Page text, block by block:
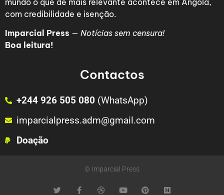
mundo o que de mais relevante acontece em Angola,
com credibilidade e isenção.
Imparcial Press — Notícias sem censura!
Boa leitura!
Contactos
+244 926 505 080 (WhatsApp)
imparcialpress.adm@gmail.com
Doação
© Imparcial Press